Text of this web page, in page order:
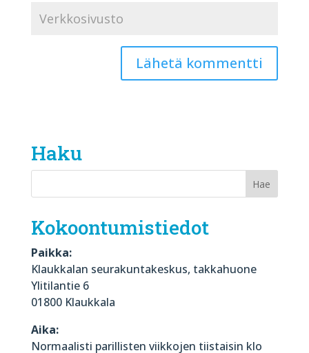
Haku
Kokoontumistiedot
Paikka:
Klaukkalan seurakuntakeskus, takkahuone
Ylitilantie 6
01800 Klaukkala
Aika:
Normaalisti parillisten viikkojen tiistaisin klo